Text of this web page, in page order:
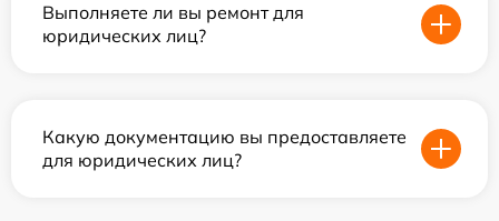
Выполняете ли вы ремонт для
юридических лиц?
Какую документацию вы предоставляете
для юридических лиц?